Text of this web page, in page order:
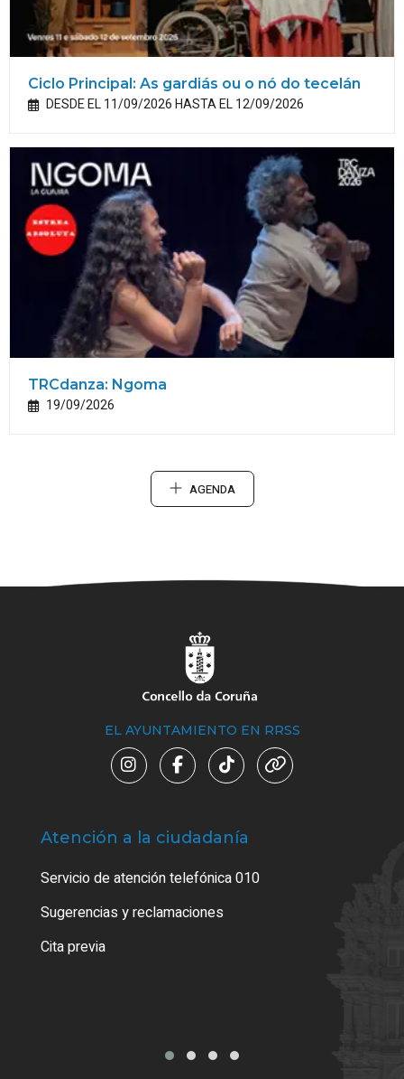
Ciclo Principal: As gardiás ou o nó do tecelán
DESDE EL 11/09/2026 HASTA EL 12/09/2026
TRCdanza: Ngoma
19/09/2026
AGENDA
EL AYUNTAMIENTO EN RRSS
Atención a la ciudadanía
Servicio de atención telefónica 010
Sugerencias y reclamaciones
Cita previa